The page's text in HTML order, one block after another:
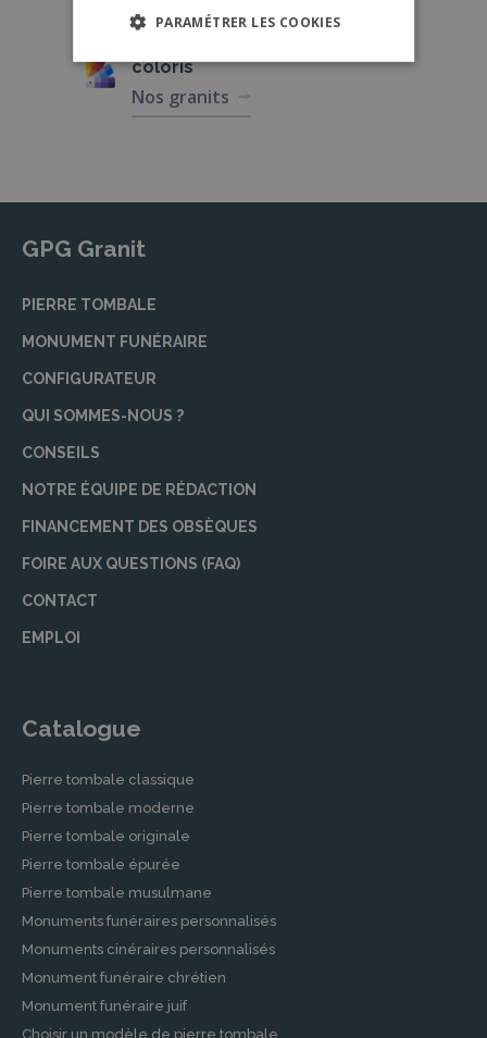
coloris
Nos granits
GPG Granit
PIERRE TOMBALE
MONUMENT FUNÉRAIRE
CONFIGURATEUR
QUI SOMMES-NOUS ?
CONSEILS
NOTRE ÉQUIPE DE RÉDACTION
FINANCEMENT DES OBSÈQUES
FOIRE AUX QUESTIONS (FAQ)
CONTACT
EMPLOI
Catalogue
Pierre tombale classique
Pierre tombale moderne
Pierre tombale originale
Pierre tombale épurée
Pierre tombale musulmane
Monuments funéraires personnalisés
Monuments cinéraires personnalisés
Monument funéraire chrétien
Monument funéraire juif
Choisir un modèle de pierre tombale
PARAMÉTRER LES COOKIES